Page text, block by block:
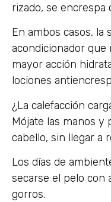
rizado, se encrespa
En ambos casos, la
acondicionador que
mayor acción
lociones
¿La calefacción
Mójate las manos y
cabello, sin llegar a
Los días de
secarse el pelo con
gorros.